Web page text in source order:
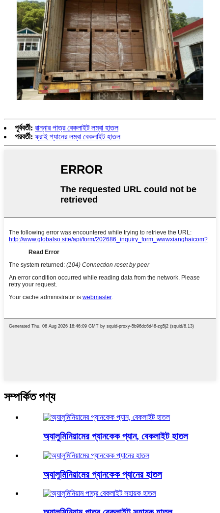
পূর্ববর্তী: রান্নার পাত্র বেকলাইট লম্বা হাতল
পরবর্তী: ফ্রাই প্যানের লম্বা বেকলাইট হাতল
সম্পর্কিত পণ্য
অ্যালুমিনিয়ামের প্যানকেক প্যান, বেকলাইট হাতল
অ্যালুমিনিয়ামের প্যানকেক প্যানের হাতল